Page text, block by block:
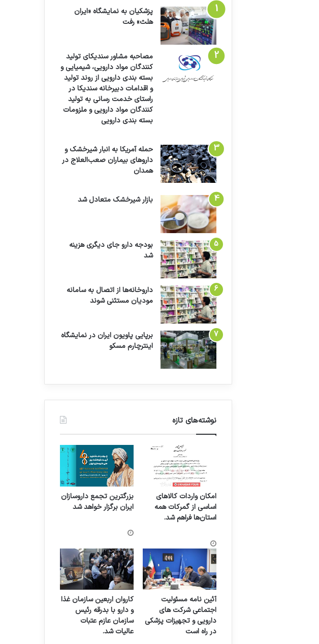
پزشکیان به نمایشگاه «ایران
هلث» رفت
مصاحبه مشاور سندیکای تولید
کنندگان مواد دارویی، شیمیایی و
بسته بندی دارویی از روند تولید
و اقدامات دبیرخانه سندیکا در
راستای خدمت رسانی به تولید
کنندگان مواد دارویی و ملزومات
بسته بندی دارویی
حمله آمریکا به انبار شیرخشک و
داروهای بیماران صعب‌العلاج در
همدان
بازار شیرخشک متعادل شد
بودجه دارو جای دیگری هزینه
شد
داروخانه‌ها از اتصال به سامانه
مودیان مستثنی شوند
برپایی پاویون ایران در نمایشگاه
اینترچارم مسکو
نوشته‌های تازه
امکان واردات کالاهای
اساسی از گمرکات همه
استان‌ها فراهم شد.
بزرگترین تجمع داروسازان
ایران برگزار خواهد شد
آئین نامه مسئولیت
اجتماعی شرکت های
دارویی و تجهیزات پزشکی
در راه است
کاروان اربعین سازمان غذا
و دارو با بدرقه رئیس
سازمان عازم عتبات
عالیات شد.